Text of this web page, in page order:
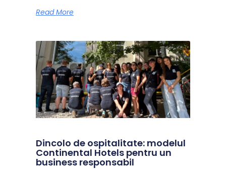
Read More
Dincolo de ospitalitate: modelul
Continental Hotels pentru un
business responsabil